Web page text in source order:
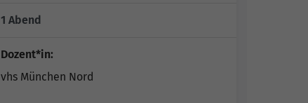
1 Abend
Dozent*in:
vhs München Nord